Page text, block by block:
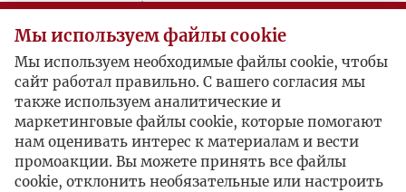
„starych burżujów i rewizjonistów (...)
„podnoszących ręce przeciwko własnej
Мы используем файлы cookie
Мы используем необходимые файлы cookie, чтобы
сайт работал правильно. С вашего согласия мы
также используем аналитические и
маркетинговые файлы cookie, которые помогают
нам оценивать интерес к материалам и вести
промоакции. Вы можете принять все файлы
cookie, отклонить необязательные или настроить